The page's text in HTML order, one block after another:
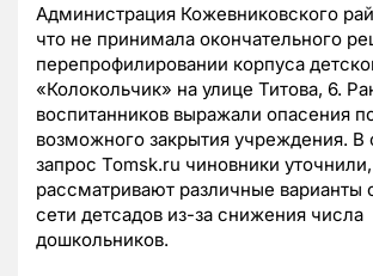
Администрация Кожевниковского
что не принимала окончательного
перепрофилировании корпуса
«Колокольчик» на улице Титова, 6.
воспитанников выражали опасения
возможного закрытия учреждения. В
запрос Tomsk.ru чиновники
рассматривают различные варианты
сети детсадов из-за снижения числа
дошкольников.